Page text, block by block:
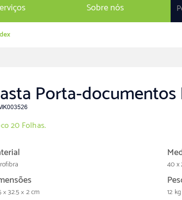
Sobre nós
Porta-
20 Folhas.
× 32.5 × 2 cm
40 x
12 kg